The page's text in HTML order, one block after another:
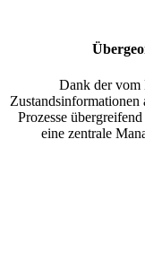
Dank der
Prozesse
eine zentrale